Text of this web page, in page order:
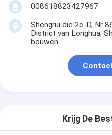
008618823427967
Shengrui die 2c-D, Nr
District van Longhua,
bouwen
Krijg De